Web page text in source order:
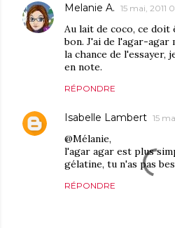
Melanie A. 15 mai, 2011
Au lait de coco, ce
bon. J'ai de l'agar-agar
la chance de l'essayer,
en note.
RÉPONDRE
Isabelle Lambert 15
@Mélanie,
l'agar agar est plus
gélatine, tu n'as pas
RÉPONDRE